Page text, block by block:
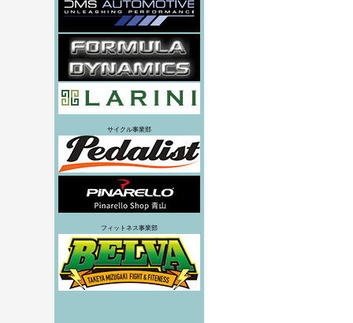
サイクル事業部
フィットネス事業部